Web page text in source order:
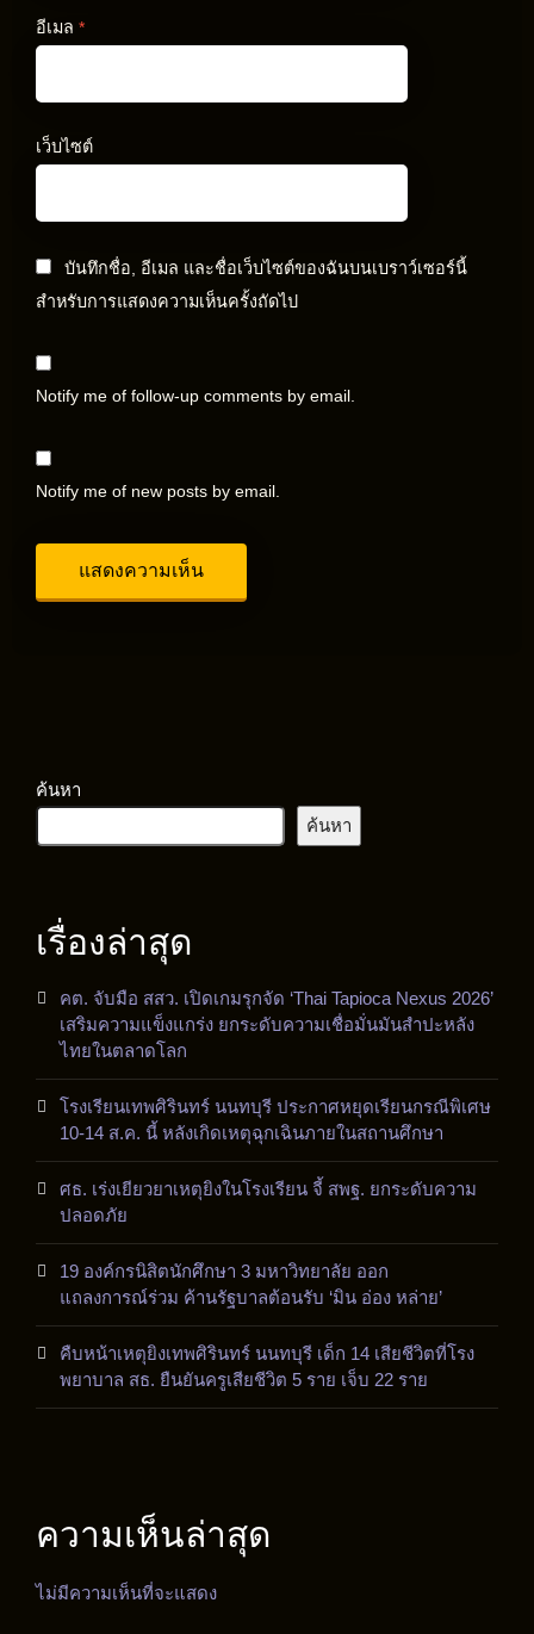
อีเมล *
เว็บไซต์
บันทึกชื่อ, อีเมล และชื่อเว็บไซต์ของฉันบนเบราว์เซอร์นี้
สำหรับการแสดงความเห็นครั้งถัดไป
Notify me of follow-up comments by email.
Notify me of new posts by email.
ค้นหา
ค้นหา
เรื่องล่าสุด
คต. จับมือ สสว. เปิดเกมรุกจัด ‘Thai Tapioca Nexus 2026’
เสริมความแข็งแกร่ง ยกระดับความเชื่อมั่นมันสำปะหลัง
ไทยในตลาดโลก
โรงเรียนเทพศิรินทร์ นนทบุรี ประกาศหยุดเรียนกรณีพิเศษ
10-14 ส.ค. นี้ หลังเกิดเหตุฉุกเฉินภายในสถานศึกษา
ศธ. เร่งเยียวยาเหตุยิงในโรงเรียน จี้ สพฐ. ยกระดับความ
ปลอดภัย
19 องค์กรนิสิตนักศึกษา 3 มหาวิทยาลัย ออก
แถลงการณ์ร่วม ค้านรัฐบาลต้อนรับ ‘มิน อ่อง หล่าย’
คืบหน้าเหตุยิงเทพศิรินทร์ นนทบุรี เด็ก 14 เสียชีวิตที่โรง
พยาบาล สธ. ยืนยันครูเสียชีวิต 5 ราย เจ็บ 22 ราย
ความเห็นล่าสุด
ไม่มีความเห็นที่จะแสดง